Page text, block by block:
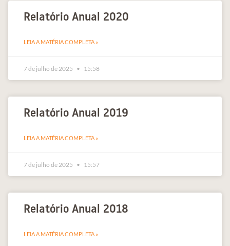
Relatório Anual 2020
LEIA A MATÉRIA COMPLETA »
7 de julho de 2025 15:58
Relatório Anual 2019
LEIA A MATÉRIA COMPLETA »
7 de julho de 2025 15:57
Relatório Anual 2018
LEIA A MATÉRIA COMPLETA »